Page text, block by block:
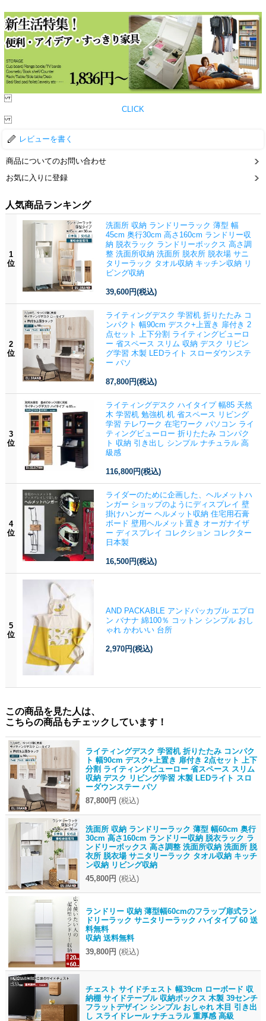
CLICK
レビューを書く
商品についてのお問い合わせ
お気に入りに登録
人気商品ランキング
1
位
洗面所 収納 ランドリーラック 薄型 幅
45cm 奥行30cm 高さ160cm ランドリー収
納 脱衣ラック ランドリーボックス 高さ調
整 洗面所収納 洗面所 脱衣所 脱衣場 サニ
タリーラック タオル収納 キッチン収納 リ
ビング収納
39,600円(税込)
2
位
ライティングデスク 学習机 折りたたみ コ
ンパクト 幅90cm デスク+上置き 扉付き 2
点セット 上下分割 ライティングビューロ
ー 省スペース スリム 収納 デスク リビン
グ学習 木製 LEDライト スローダウンステ
ー パソ
87,800円(税込)
3
位
ライティングデスク ハイタイプ 幅85 天然
木 学習机 勉強机 机 省スペース リビング
学習 テレワーク 在宅ワーク パソコン ライ
ティングビューロー 折りたたみ コンパク
ト 収納 引き出し シンプル ナチュラル 高
級感
116,800円(税込)
4
位
ライダーのために企画した、ヘルメットハ
ンガー ショップのようにディスプレイ 壁
掛けハンガー ヘルメット収納 住宅用石膏
ボード 壁用ヘルメット置き オーガナイザ
ー ディスプレイ コレクション コレクター
日本製
16,500円(税込)
5
位
AND PACKABLE アンドパッカブル エプロ
ン バナナ 綿100％ コットン シンプル おし
ゃれ かわいい 台所
2,970円(税込)
この商品を見た人は、
こちらの商品もチェックしています！
ライティングデスク 学習机 折りたたみ コンパク
ト 幅90cm デスク+上置き 扉付き 2点セット 上下
分割 ライティングビューロー 省スペース スリム
収納 デスク リビング学習 木製 LEDライト スロ
ーダウンステー パソ
87,800円 (税込)
洗面所 収納 ランドリーラック 薄型 幅60cm 奥行
30cm 高さ160cm ランドリー収納 脱衣ラック ラ
ンドリーボックス 高さ調整 洗面所収納 洗面所 脱
衣所 脱衣場 サニタリーラック タオル収納 キッチ
ン収納 リビング収納
45,800円 (税込)
ランドリー 収納 薄型幅60cmのフラップ扉式ラン
ドリーラック サニタリーラック ハイタイプ 60 送
料無料
収納 送料無料
39,800円 (税込)
チェスト サイドチェスト 幅39cm ローボード 収
納棚 サイドテーブル 収納ボックス 木製 39センチ
フラットデザイン シンプル おしゃれ 木目 引き出
し スライドレール ナチュラル 重厚感 高級